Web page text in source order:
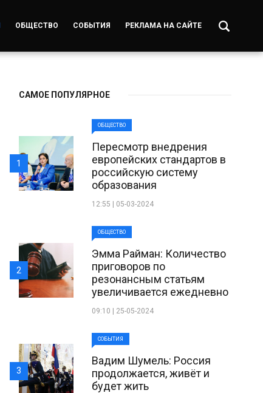
ОБЩЕСТВО СОБЫТИЯ РЕКЛАМА НА САЙТЕ
САМОЕ ПОПУЛЯРНОЕ
ОБЩЕСТВО
Пересмотр внедрения
европейских стандартов в
российскую систему
образования
12:55 | 05-03-2024
1
ОБЩЕСТВО
Эмма Райман: Количество
приговоров по
резонансным статьям
увеличивается ежедневно
09:10 | 25-05-2024
2
СОБЫТИЯ
Вадим Шумель: Россия
продолжается, живёт и
будет жить
3